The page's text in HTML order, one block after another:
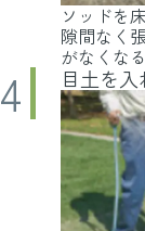
ソッドを
隙間なく
がなくな
目土を入